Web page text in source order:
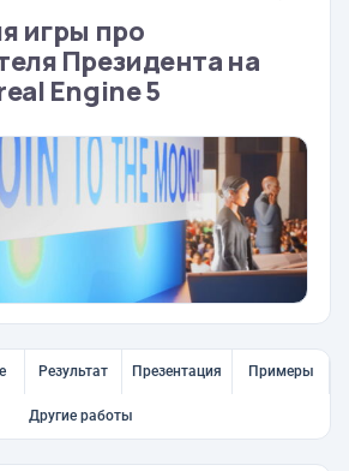
игры про
Президента на
Engine 5
Результат Презентация Примеры
Другие работы